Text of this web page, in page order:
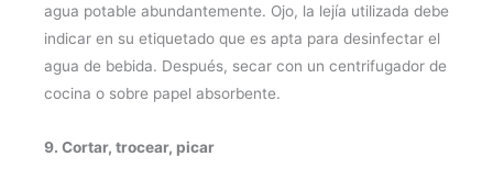
agua potable abundantemente. Ojo, la lejía utilizada debe
indicar en su etiquetado que es apta para desinfectar el
agua de bebida. Después, secar con un centrifugador de
cocina o sobre papel absorbente.
9. Cortar, trocear, picar